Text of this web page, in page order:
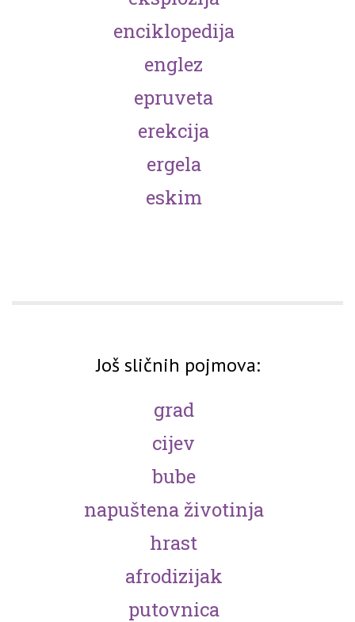
enciklopedija
englez
epruveta
erekcija
ergela
eskim
Još sličnih pojmova:
grad
cijev
bube
napuštena životinja
hrast
afrodizijak
putovnica